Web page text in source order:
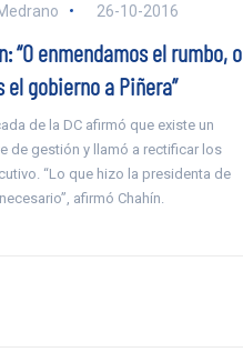
26-10-2016
“O enmendamos el rumbo, o
el gobierno a Piñera”
de la DC afirmó que existe un
de gestión y llamó a rectificar los
“Lo que hizo la presidenta de
afirmó Chahín.